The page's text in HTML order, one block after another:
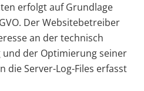
erfolgt auf Grundlage
Der Websitebetreiber
an der technisch
der Optimierung seiner
die Server-Log-Files erfasst